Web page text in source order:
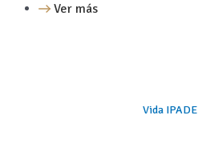
Ver más
Vida IPADE